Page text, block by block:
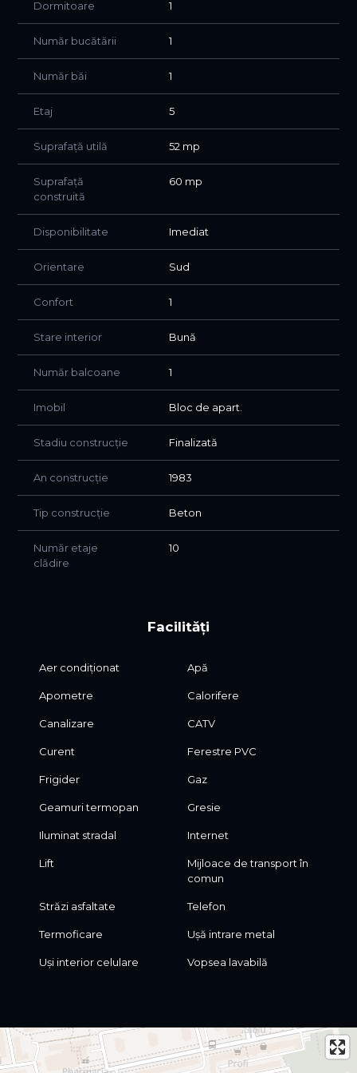
INTERVAL ORAR: 16:00-19:00
Dormitoare 1
Număr bucătării 1
Număr băi 1
Etaj 5
Suprafață utilă 52 mp
Suprafață
construită
60 mp
Disponibilitate Imediat
Orientare Sud
Confort 1
Stare interior Bună
Număr balcoane 1
Imobil Bloc de apart.
Stadiu construcție Finalizată
An construcție 1983
Tip construcție Beton
Număr etaje
clădire
10
Facilități
Aer condiționat Apă
Apometre Calorifere
Canalizare CATV
Curent Ferestre PVC
Frigider Gaz
Geamuri termopan Gresie
Iluminat stradal Internet
Lift
Mijloace de transport în
comun
Străzi asfaltate Telefon
Termoficare Ușă intrare metal
Uși interior celulare Vopsea lavabilă